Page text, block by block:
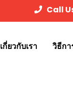
Call
เกี่ยวกับเรา วิธีกา